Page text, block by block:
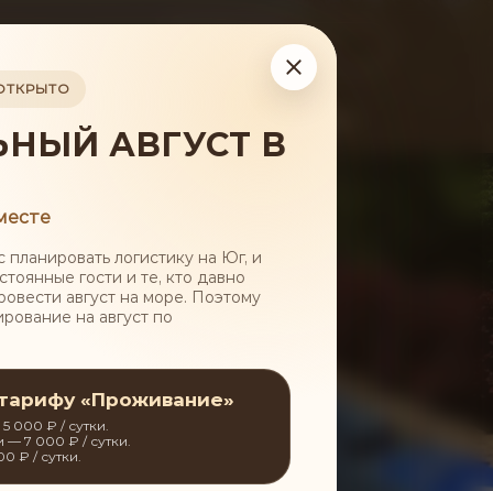
Бронирование
АВГУСТ В
логистику на Юг, и
гости и те, кто давно
август на море. Поэтому
на август по
«Проживание»
000 ₽ / сутки.
7 000 ₽ / сутки.
₽ / сутки.